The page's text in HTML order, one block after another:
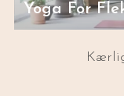
Yoga For